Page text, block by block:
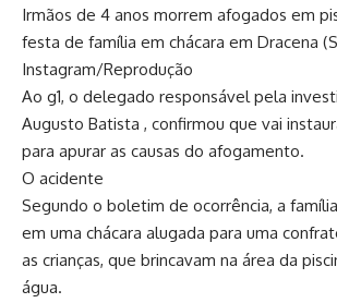
Irmãos de 4 anos morrem afogados em
festa de família em chácara em Dracena
Instagram/Reprodução
Ao g1, o delegado responsável pela
Augusto Batista , confirmou que vai
para apurar as causas do afogamento.
O acidente
Segundo o boletim de ocorrência, a
em uma chácara alugada para uma
as crianças, que brincavam na área da
água.